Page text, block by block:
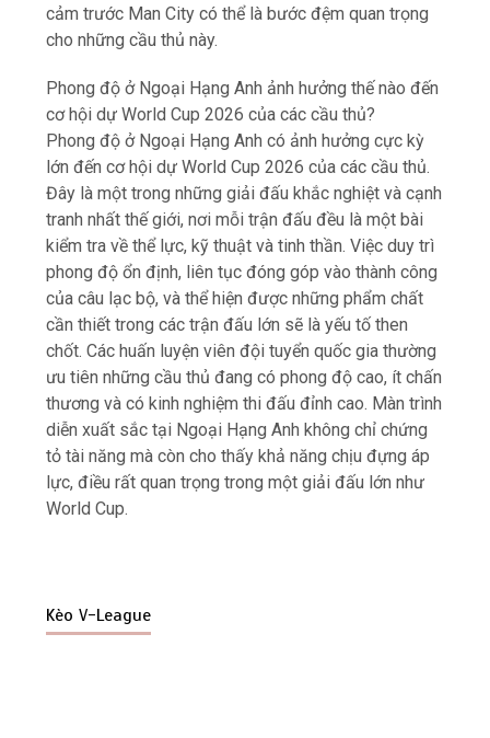
cảm trước Man City có thể là bước đệm quan trọng
cho những cầu thủ này.
Phong độ ở Ngoại Hạng Anh ảnh hưởng thế nào đến
cơ hội dự World Cup 2026 của các cầu thủ?
Phong độ ở Ngoại Hạng Anh có ảnh hưởng cực kỳ
lớn đến cơ hội dự World Cup 2026 của các cầu thủ.
Đây là một trong những giải đấu khắc nghiệt và cạnh
tranh nhất thế giới, nơi mỗi trận đấu đều là một bài
kiểm tra về thể lực, kỹ thuật và tinh thần. Việc duy trì
phong độ ổn định, liên tục đóng góp vào thành công
của câu lạc bộ, và thể hiện được những phẩm chất
cần thiết trong các trận đấu lớn sẽ là yếu tố then
chốt. Các huấn luyện viên đội tuyển quốc gia thường
ưu tiên những cầu thủ đang có phong độ cao, ít chấn
thương và có kinh nghiệm thi đấu đỉnh cao. Màn trình
diễn xuất sắc tại Ngoại Hạng Anh không chỉ chứng
tỏ tài năng mà còn cho thấy khả năng chịu đựng áp
lực, điều rất quan trọng trong một giải đấu lớn như
World Cup.
Kèo V-League